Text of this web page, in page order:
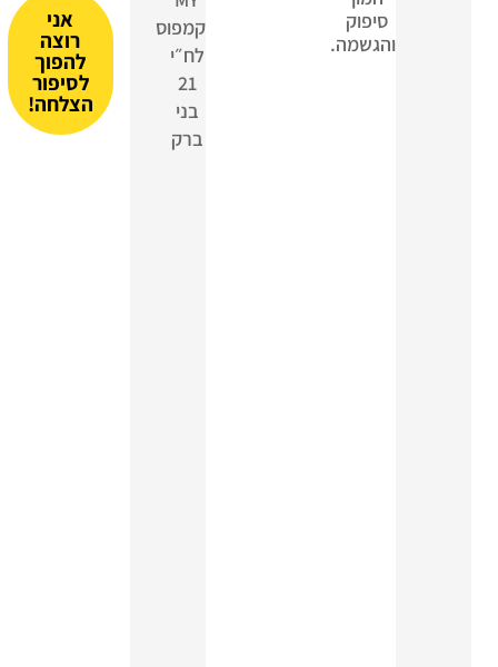
סיפוק
והגשמה.
קמפוס
לח״י
21
בני
ברק
אני
רוצה
להפוך
לסיפור
הצלחה!